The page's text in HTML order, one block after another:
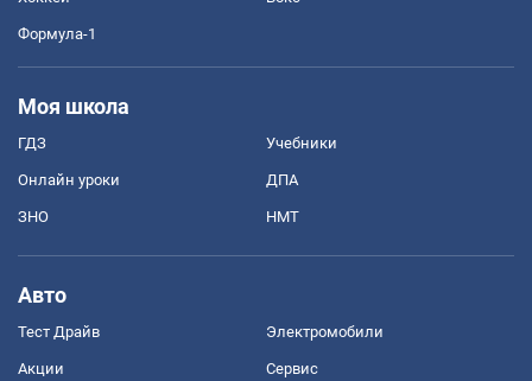
Формула-1
Моя школа
ГДЗ Учебники
Онлайн уроки ДПА
ЗНО НМТ
Авто
Тест Драйв Электромобили
Акции Сервис